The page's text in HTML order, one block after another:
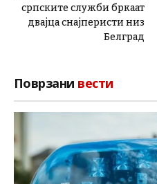
српските служби бркаат
двајца снајперисти низ
Белград
Поврзани вести